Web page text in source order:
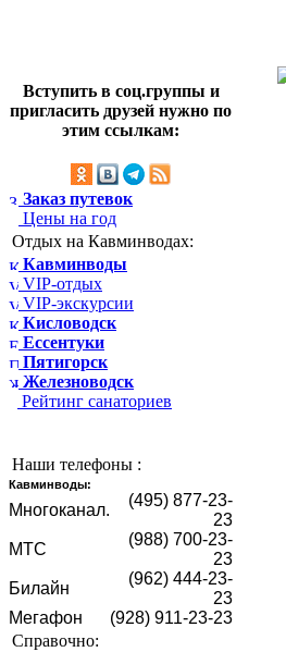
Вступить в соц.группы и
пригласить друзей нужно по
этим ссылкам:
Заказ путевок
Цены на год
Отдых на Кавминводах:
Кавминводы
VIP-отдых
VIP-экскурсии
Кисловодск
Ессентуки
Пятигорск
Железноводск
Рейтинг санаториев
Наши телефоны :
Кавминводы:
Mногоканал.
(495) 877-23-
23
МТС
(988) 700-23-
23
Билайн
(962) 444-23-
23
Мегафон
(928) 911-23-23
Справочно: